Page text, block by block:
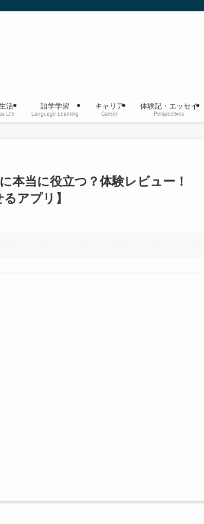
活
Life
語学学習
Language Learning
キャリア
Career
体験記・エッセイ
Perspectives
本当に役立つ？体験レビュー！
アプリ】